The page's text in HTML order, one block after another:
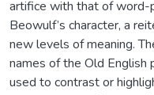
artifice with that of word-
Beowulf’s character, a
new levels of meaning.
names of the Old English
used to contrast or